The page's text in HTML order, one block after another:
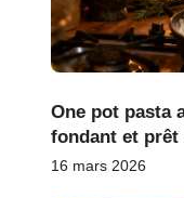
One pot pasta
fondant et prêt
16 mars 2026